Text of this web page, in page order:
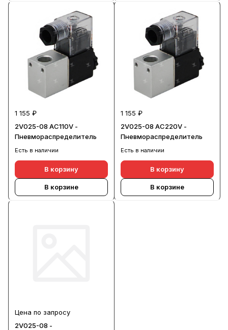
1 155 ₽
2V025-08 AC110V -
Пневмораспределитель
Есть в наличии
В корзину
В корзине
1 155 ₽
2V025-08 AC220V -
Пневмораспределитель
Есть в наличии
В корзину
В корзине
Цена по запросу
2V025-08 -